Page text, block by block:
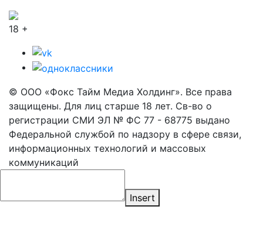
18 +
© ООО «Фокс Тайм Медиа Холдинг». Все права
защищены. Для лиц старше 18 лет. Св-во о
регистрации СМИ ЭЛ № ФС 77 - 68775 выдано
Федеральной службой по надзору в сфере связи,
информационных технологий и массовых
коммуникаций
Insert